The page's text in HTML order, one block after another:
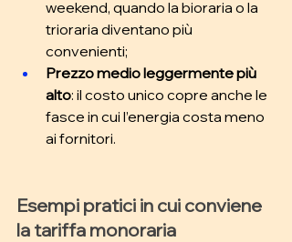
weekend, quando la bioraria o la
trioraria diventano più
convenienti;
Prezzo medio leggermente più
alto: il costo unico copre anche le
fasce in cui l’energia costa meno
ai fornitori.
Esempi pratici in cui conviene
la tariffa monoraria